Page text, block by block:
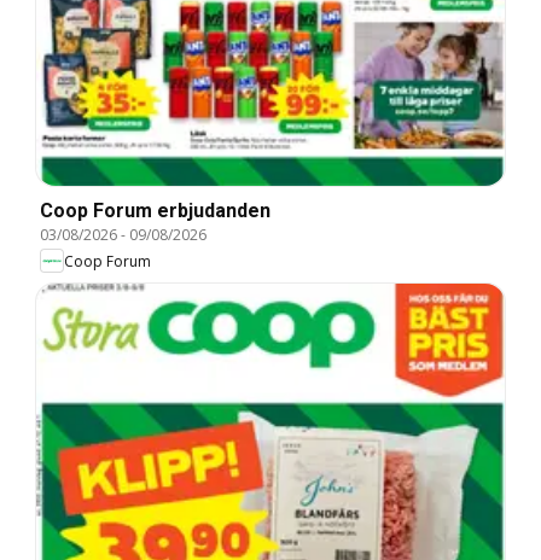
Coop Forum erbjudanden
03/08/2026- 09/08/2026
Coop Forum